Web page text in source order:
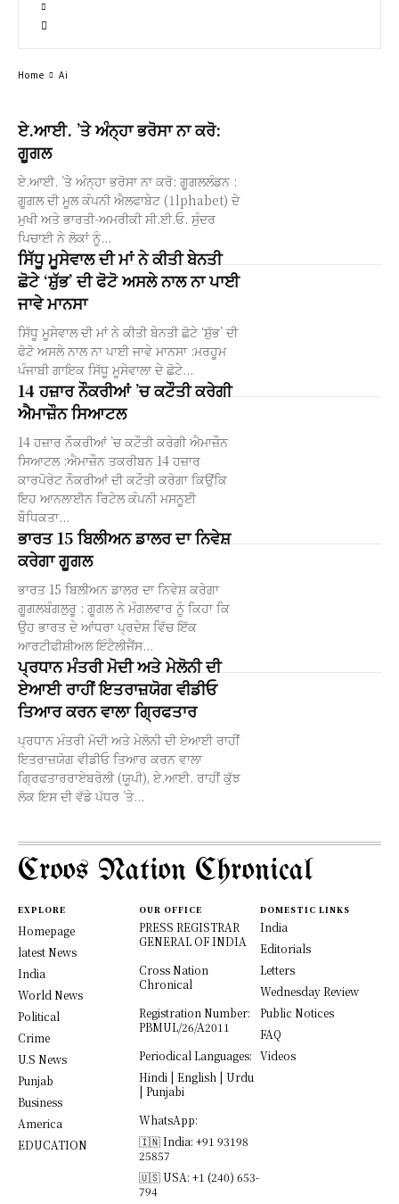
ਏ.ਆਈ. ’ਤੇ ਅੰਨ੍ਹਾ ਭਰੋਸਾ ਨਾ ਕਰੋ:
ਗੂਗਲ
ਏ.ਆਈ. ’ਤੇ ਅੰਨ੍ਹਾ ਭਰੋਸਾ ਨਾ ਕਰੋ: ਗੂਗਲਲੰਡਨ :
ਗੂਗਲ ਦੀ ਮੂਲ ਕੰਪਨੀ ਐਲਫਾਬੇਟ (1lphabet) ਦੇ
ਮੁਖੀ ਅਤੇ ਭਾਰਤੀ-ਅਮਰੀਕੀ ਸੀ.ਈ.ਓ. ਸੁੰਦਰ
ਪਿਚਾਈ ਨੇ ਲੋਕਾਂ ਨੂੰ...
ਸਿੱਧੂ ਮੂਸੇਵਾਲ ਦੀ ਮਾਂ ਨੇ ਕੀਤੀ ਬੇਨਤੀ
ਛੋਟੇ ‘ਸ਼ੁੱਭ’ ਦੀ ਫੋਟੋ ਅਸਲੇ ਨਾਲ ਨਾ ਪਾਈ
ਜਾਵੇ ਮਾਨਸਾ
ਸਿੱਧੂ ਮੂਸੇਵਾਲ ਦੀ ਮਾਂ ਨੇ ਕੀਤੀ ਬੇਨਤੀ ਛੋਟੇ ‘ਸ਼ੁੱਭ’ ਦੀ
ਫੋਟੋ ਅਸਲੇ ਨਾਲ ਨਾ ਪਾਈ ਜਾਵੇ ਮਾਨਸਾ :ਮਰਹੂਮ
ਪੰਜਾਬੀ ਗਾਇਕ ਸਿੱਧੂ ਮੂਸੇਵਾਲਾ ਦੇ ਛੋਟੇ...
14 ਹਜ਼ਾਰ ਨੌਕਰੀਆਂ ’ਚ ਕਟੌਤੀ ਕਰੇਗੀ
ਐਮਾਜ਼ੌਨ ਸਿਆਟਲ
14 ਹਜ਼ਾਰ ਨੌਕਰੀਆਂ ’ਚ ਕਟੌਤੀ ਕਰੇਗੀ ਐਮਾਜ਼ੌਨ
ਸਿਆਟਲ :ਐਮਾਜ਼ੌਨ ਤਕਰੀਬਨ 14 ਹਜ਼ਾਰ
ਕਾਰਪੋਰੇਟ ਨੌਕਰੀਆਂ ਦੀ ਕਟੌਤੀ ਕਰੇਗਾ ਕਿਉਂਕਿ
ਇਹ ਆਨਲਾਈਨ ਰਿਟੇਲ ਕੰਪਨੀ ਮਸਨੂਈ
ਬੌਧਿਕਤਾ...
ਭਾਰਤ 15 ਬਿਲੀਅਨ ਡਾਲਰ ਦਾ ਨਿਵੇਸ਼
ਕਰੇਗਾ ਗੂਗਲ
ਭਾਰਤ 15 ਬਿਲੀਅਨ ਡਾਲਰ ਦਾ ਨਿਵੇਸ਼ ਕਰੇਗਾ
ਗੂਗਲਬੰਗਲੁਰੂ : ਗੂਗਲ ਨੇ ਮੰਗਲਵਾਰ ਨੂੰ ਕਿਹਾ ਕਿ
ਉਹ ਭਾਰਤ ਦੇ ਆਂਧਰਾ ਪ੍ਰਦੇਸ਼ ਵਿੱਚ ਇੱਕ
ਆਰਟੀਫੀਸ਼ੀਅਲ ਇੰਟੈਲੀਜੈਂਸ...
ਪ੍ਰਧਾਨ ਮੰਤਰੀ ਮੋਦੀ ਅਤੇ ਮੇਲੋਨੀ ਦੀ
ਏਆਈ ਰਾਹੀਂ ਇਤਰਾਜ਼ਯੋਗ ਵੀਡੀਓ
ਤਿਆਰ ਕਰਨ ਵਾਲਾ ਗ੍ਰਿਫਤਾਰ
ਪ੍ਰਧਾਨ ਮੰਤਰੀ ਮੋਦੀ ਅਤੇ ਮੇਲੋਨੀ ਦੀ ਏਆਈ ਰਾਹੀਂ
ਇਤਰਾਜ਼ਯੋਗ ਵੀਡੀਓ ਤਿਆਰ ਕਰਨ ਵਾਲਾ
ਗ੍ਰਿਫਤਾਰਰਾਏਬਰੇਲੀ (ਯੂਪੀ), ਏ.ਆਈ. ਰਾਹੀਂ ਕੁੱਝ
ਲੋਕ ਇਸ ਦੀ ਵੱਡੇ ਪੱਧਰ ’ਤੇ...
Home Ai
Croos Nation Chronical
EXPLORE
Homepage
latest News
India
World News
Political
Crime
U.S News
Punjab
Business
America
EDUCATION
OUR OFFICE
PRESS REGISTRAR
GENERAL OF INDIA
Cross Nation
Chronical
Registration Number:
PBMUL/26/A2011
Periodical Languages:
Hindi | English | Urdu
| Punjabi
WhatsApp:
🇮🇳 India: +91 93198
25857
🇺🇸 USA: +1 (240) 653-
794
DOMESTIC LINKS
India
Editorials
Letters
Wednesday Review
Public Notices
FAQ
Videos